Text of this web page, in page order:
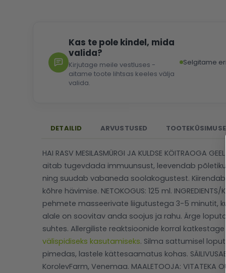
Kas te pole kindel, mida
valida?
Kirjutage meile vestluses -
aitame toote lihtsas keeles välja
valida.
Selgitame
DETAILID ARVUSTUSED
HAI RASV MESILASMÜRGI JA KULDSE KÖITRAOGA
aitab tugevdada immuunsust, leevendab
ning suudab vabaneda soolakogustest.
kõhre hävimise. NETOKOGUS: 125 ml.
pehmete masseerivate liigutustega 3-5 minutit,
alale on soovitav anda soojus ja rahu. Ärge
suhtes. Allergiliste reaktsioonide korral
välispidiseks kasutamiseks. Silma sattumisel
pimedas, lastele kättesaamatus kohas.
KorolevFarm, Venemaa. MAALETOOJA: